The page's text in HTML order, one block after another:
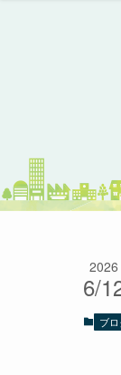
2026
6/
ブ